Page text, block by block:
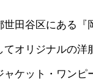
世田谷区にある『
てオリジナルの洋
ャケット・ワンピ